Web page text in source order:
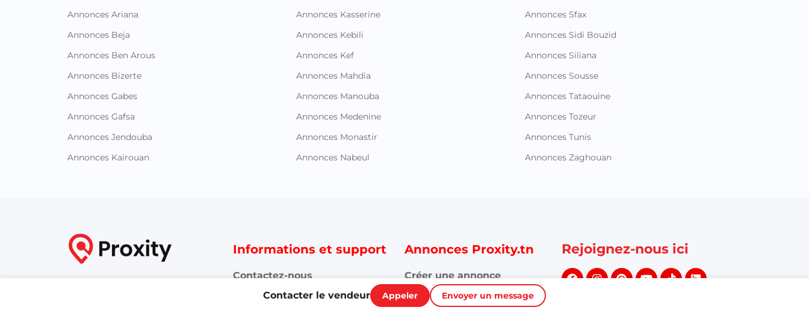
Contacter le vendeur Appeler Envoyer un message
Annonces Ariana
Annonces Beja
Annonces Ben Arous
Annonces Bizerte
Annonces Gabes
Annonces Gafsa
Annonces Jendouba
Annonces Kairouan
Annonces Kasserine
Annonces Kebili
Annonces Kef
Annonces Mahdia
Annonces Manouba
Annonces Medenine
Annonces Monastir
Annonces Nabeul
Annonces Sfax
Annonces Sidi Bouzid
Annonces Siliana
Annonces Sousse
Annonces Tataouine
Annonces Tozeur
Annonces Tunis
Annonces Zaghouan
Informations et support
Contactez-nous
Annonces Proxity.tn
Créer une annonce
Toutes les annonces
Rejoignez-nous ici